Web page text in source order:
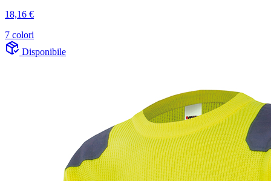
18,16 €
7 colori
Disponibile